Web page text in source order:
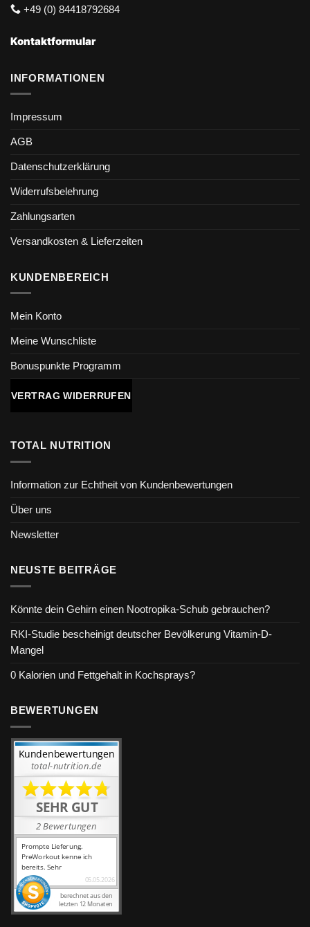
+49 (0) 84418792684
Kontaktformular
INFORMATIONEN
Impressum
AGB
Datenschutzerklärung
Widerrufsbelehrung
Zahlungsarten
Versandkosten & Lieferzeiten
KUNDENBEREICH
Mein Konto
Meine Wunschliste
Bonuspunkte Programm
VERTRAG WIDERRUFEN
TOTAL NUTRITION
Information zur Echtheit von Kundenbewertungen
Über uns
Newsletter
NEUSTE BEITRÄGE
Könnte dein Gehirn einen Nootropika-Schub gebrauchen?
RKI-Studie bescheinigt deutscher Bevölkerung Vitamin-D-
Mangel
0 Kalorien und Fettgehalt in Kochsprays?
BEWERTUNGEN